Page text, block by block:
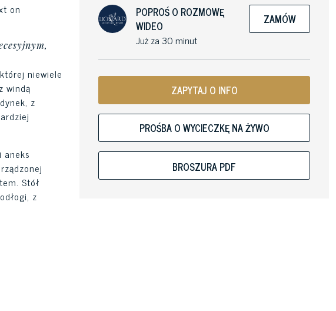
on
niewiele
windą
z
aneks
Stół
z
POPROŚ O ROZMOWĘ
WIDEO
Już za 30 minut
ZAMÓW
ZAPYTAJ O INFO
PROŚBA O WYCIECZKĘ NA ŻYWO
BROSZURA PDF